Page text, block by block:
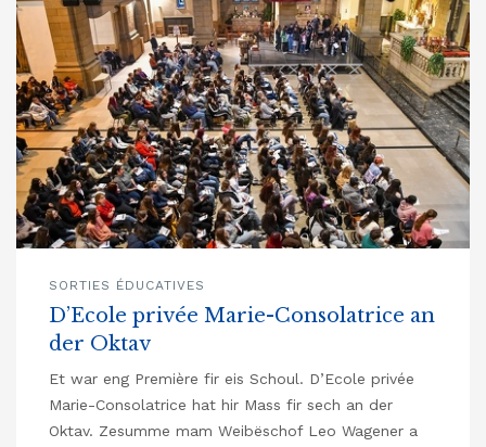
SORTIES ÉDUCATIVES
D’Ecole privée Marie-Consolatrice an
der Oktav
Et war eng Première fir eis Schoul. D’Ecole privée
Marie-Consolatrice hat hir Mass fir sech an der
Oktav. Zesumme mam Weibëschof Leo Wagener a